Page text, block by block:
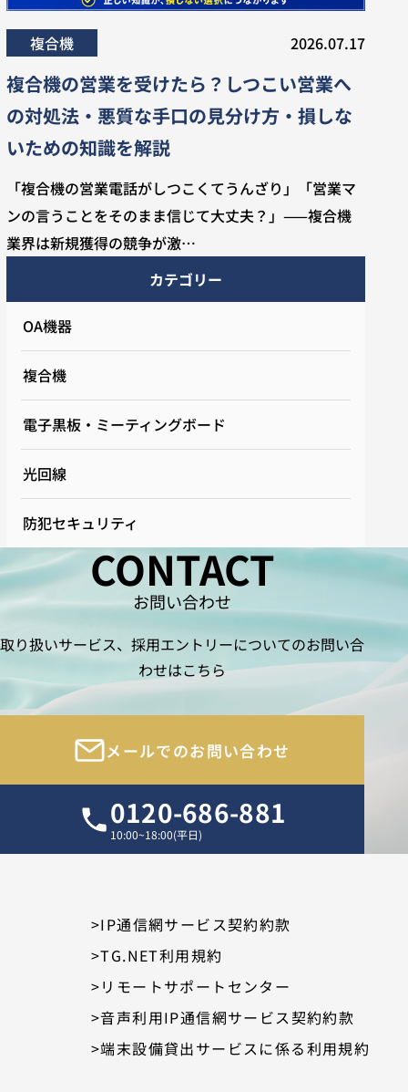
カテゴリー
OA機器
複合機
電子黒板・ミーティングボード
光回線
防犯セキュリティ
複合機 2026.07.17
複合機の営業を受けたら？しつこい営業へ
の対処法・悪質な手口の見分け方・損しな
いための知識を解説
「複合機の営業電話がしつこくてうんざり」「営業マ
ンの言うことをそのまま信じて大丈夫？」——複合機
業界は新規獲得の競争が激…
CONTACT
お問い合わせ
取り扱いサービス、採用エントリーについてのお問い合
わせはこちら
メールでのお問い合わせ
0120-686-881
10:00~18:00(平日)
>IP通信網サービス契約約款
>TG.NET利用規約
>リモートサポートセンター
>音声利用IP通信網サービス契約約款
>端末設備貸出サービスに係る利用規約